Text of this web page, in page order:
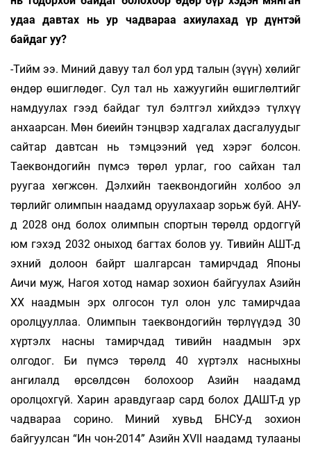
удаа давтах нь ур чадвараа ахиулахад үр дүнтэй
байдаг уу?
-Тийм ээ. Миний давуу тал бол урд талын (зүүн) хөлийг
өндөр өшиглөдөг. Сул тал нь хажуугийн өшиглөлтийг
намдуулах гээд байдаг тул бэлтгэл хийхдээ түлхүү
анхаарсан. Мөн биеийн тэнцвэр хадгалах дасгалуудыг
сайтар давтсан нь тэмцээний үед хэрэг болсон.
Таеквондогийн пүмсэ төрөл урлаг, гоо сайхан тал
руугаа хөгжсөн. Дэлхийн таеквондогийн холбоо эл
төрлийг олимпын наадамд оруулахаар зорьж буй. АНУ-
д 2028 онд болох олимпын спортын төрөлд ордоггүй
юм гэхэд 2032 оныход багтах болов уу. Тивийн АШТ-д
эхний долоон байрт шалгарсан тамирчдад Японы
Аичи муж, Нагоя хотод намар зохион байгуулах Азийн
XX наадмын эрх олгосон тул олон улс тамирчдаа
оролцууллаа. Олимпын таеквондогийн төрлүүдэд 30
хүртэлх насны тамирчдад тивийн наадмын эрх
олгодог. Би пүмсэ төрөлд 40 хүртэлх насныхны
ангилалд өрсөлдсөн болохоор Азийн наадамд
оролцохгүй. Харин аравдугаар сард болох ДАШТ-д ур
чадвараа сорино. Миний хувьд БНСУ-д зохион
байгуулсан “Ин­ чон-2014” Азийн XVII наадамд тулааны